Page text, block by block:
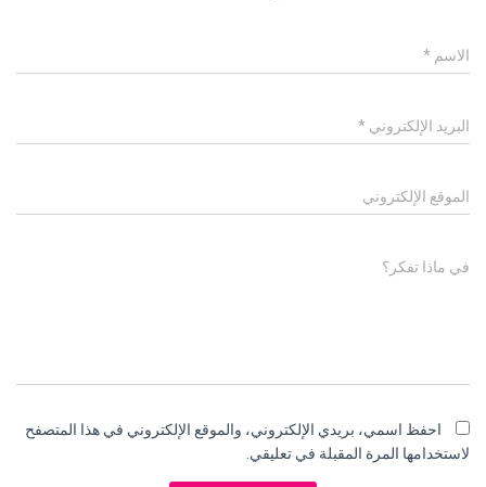
الاسم *
البريد الإلكتروني *
الموقع الإلكتروني
في ماذا تفكر؟
احفظ اسمي، بريدي الإلكتروني، والموقع الإلكتروني في هذا المتصفح
لاستخدامها المرة المقبلة في تعليقي.